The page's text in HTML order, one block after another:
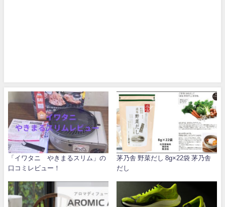
「イワタニ やきまるスリム」の
口コミレビュー！
茅乃舎 野菜だし 8g×22袋 茅乃舎
だし